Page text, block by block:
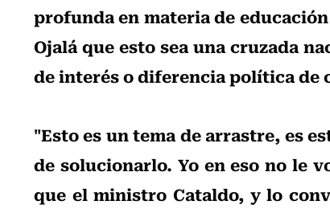
profunda en materia de
Ojalá que esto sea una cruzada
de interés o diferencia política de
"Esto es un tema de arrastre, es
de solucionarlo. Yo en eso no le
que el ministro Cataldo, y lo